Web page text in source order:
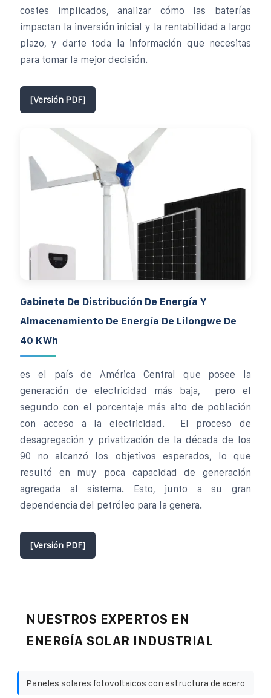
costes implicados, analizar cómo las baterías
impactan la inversión inicial y la rentabilidad a largo
plazo, y darte toda la información que necesitas
para tomar la mejor decisión.
[Versión PDF]
Gabinete De Distribución De Energía Y
Almacenamiento De Energía De Lilongwe De
40 KWh
es el país de América Central que posee la
generación de electricidad más baja, ​ pero el
segundo con el porcentaje más alto de población
con acceso a la electricidad. ​ El proceso de
desagregación y privatización de la década de los
90 no alcanzó los objetivos esperados, lo que
resultó en muy poca capacidad de generación
agregada al sistema. Esto, junto a su gran
dependencia del petróleo para la genera.
[Versión PDF]
NUESTROS EXPERTOS EN
ENERGÍA SOLAR INDUSTRIAL
Paneles solares fotovoltaicos con estructura de acero